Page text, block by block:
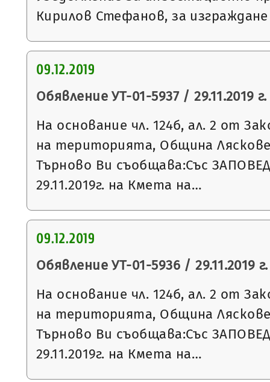
Кирилов Стефанов, за
09.12.2019
Обявление УТ-01-5937 / 29.11.2019 г.
На основание чл. 124б, ал. 2 от
на територията, Община
Търново Ви съобщава:Със
29.11.2019г. на Кмета на…
09.12.2019
Обявление УТ-01-5936 / 29.11.2019 г.
На основание чл. 124б, ал. 2 от
на територията, Община
Търново Ви съобщава:Със
29.11.2019г. на Кмета на…